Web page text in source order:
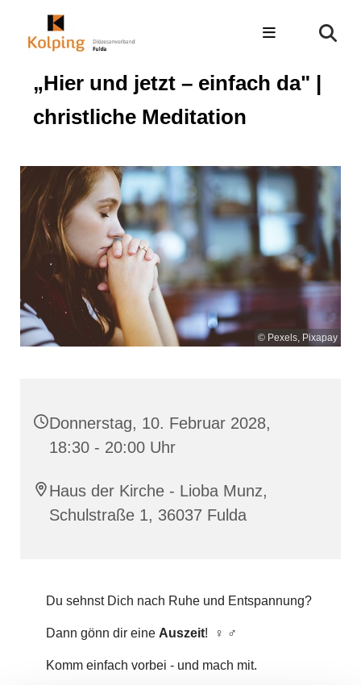
„Hier und jetzt – einfach da" |
christliche Meditation
© Pexels, Pixapay
Donnerstag, 10. Februar 2028,
18:30 - 20:00 Uhr
Haus der Kirche - Lioba Munz,
Schulstraße 1, 36037 Fulda
Du sehnst Dich nach Ruhe und Entspannung?
Dann gönn dir eine Auszeit! ‍♀️ ‍♂️
Komm einfach vorbei - und mach mit.